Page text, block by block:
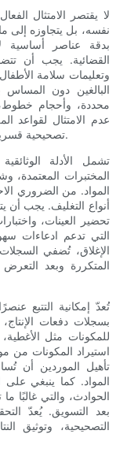
لا يقتصر الامتثال
نفسه، بل يتجاوزه إلى
بدقة عناصر أساسية
القضائية. يجب أن
وتعليمات سلامة
البالغين دون
محددة، وأحجام
عدم الامتثال لقواعد
تصحيحية قسرية حتى لو كان التغليف نفسه يفي بمعايير الأداء.
تشمل الأدلة
المختبرات المعتمدة،
المواد. من الضروري
أنواع التغليف. يجب أن
تحضير العينات،
التي تدعم ادعاءات
الإغلاق، تُضفي
المتكررة وبعد
تُعدّ إمكانية التتبع
بسجلات دفعات
للمكونات مثل
استيراد المكونات من
تأهيل الموردين أن
المواد. كما ينبغي
الحوادث، والتي غالبًا
بعد التسويق. يُعدّ
التصحيحية، وتوثيق